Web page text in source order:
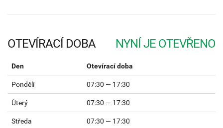
OTEVÍRACÍ DOBA
Den Otevírací doba
Pondělí 07:30 — 17:30
Úterý 07:30 — 17:30
Středa 07:30 — 17:30